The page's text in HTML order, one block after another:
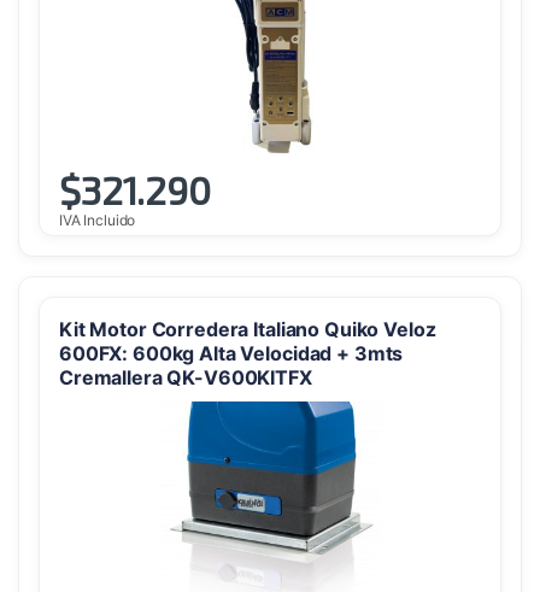
$321.290
IVA Incluido
Kit Motor Corredera Italiano Quiko Veloz
600FX: 600kg Alta Velocidad + 3mts
Cremallera QK-V600KITFX